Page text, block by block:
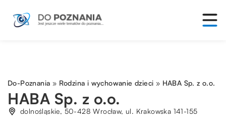
Do-Poznania » Rodzina i wychowanie dzieci » HABA Sp. z o.o.
HABA Sp. z o.o.
dolnośląskie, 50-428 Wrocław, ul. Krakowska 141-155